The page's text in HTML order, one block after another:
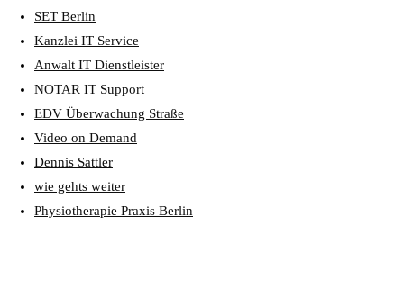
SET Berlin
Kanzlei IT Service
Anwalt IT Dienstleister
NOTAR IT Support
EDV Überwachung Straße
Video on Demand
Dennis Sattler
wie gehts weiter
Physiotherapie Praxis Berlin